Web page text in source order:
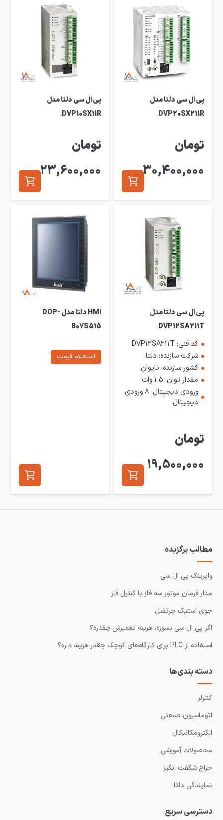
پی ال سی دلتا مدل
DVP20SX211R
تومان
30,400,000
پی ال سی دلتا مدل
DVP10SX11R
تومان
23,600,000
پی ال سی دلتا مدل
DVP12SA211T
کد فنی: DVP12SA211T
شرکت سازنده: دلتا
کشور سازنده: تایوان
مقدار توان: 1.5 وات
ورودی دیجیتال: 8 ورودی
دیجیتال
تومان
19,500,000
HMI دلتا مدل DOP-
B07S515
استعلام قیمت
مطالب برگزیده
وایرینگ پی ال سی
مدار فرمان موتور سه فاز با کنترل فاز
جوی استیک جرثقیل
اگر پی ال سی بسوزه، هزینه تعمیرش چقدره؟
استفاده از PLC برای کارگاه‌های کوچک چقدر هزینه داره؟
دسته بندی‌ها
کنترلر
اتوماسیون صنعتی
الکترومکانیکال
محصولات آموزشی
حراج شگفت انگیز
نمایندگی دلتا
دسترسی سریع